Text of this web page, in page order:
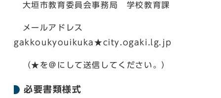
大垣市教育委員会事務局 学校教育課
メールアドレス
gakkoukyouikuka★city.ogaki.lg.jp
（★を＠にして送信してください。）
必要書類様式